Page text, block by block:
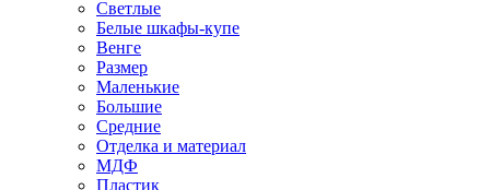
Светлые
Белые шкафы-купе
Венге
Размер
Маленькие
Большие
Средние
Отделка и материал
МДФ
Пластик